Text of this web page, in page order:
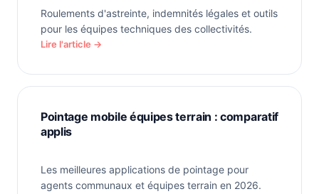
Roulements d'astreinte, indemnités légales et outils
pour les équipes techniques des collectivités.
Lire l'article →
Pointage mobile équipes terrain : comparatif
applis
Les meilleures applications de pointage pour
agents communaux et équipes terrain en 2026.